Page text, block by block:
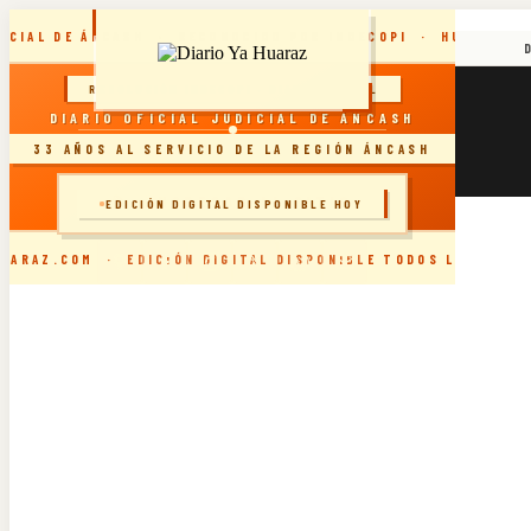
DE ÁNCASH · RECONOCIDO POR INDECOPI · HUARAZ,
· EDICIÓN DIGITAL DISPONIBLE TODOS LOS DÍAS
RESOLUCIÓN INDECOPI · DIARIO OFICIAL
DIARIO OFICIAL JUDICIAL DE ÁNCASH
33 AÑOS AL SERVICIO DE LA REGIÓN ÁNCASH
🗞️ INGRESAR AL SITIO
EDICIÓN DIGITAL DISPONIBLE HOY
to
content
viernes, agosto 7, 2026
DIARIO YA VIRTUAL 07.08.2026
DIARIO YA VIRTUAL 06.08.2026
DIARIO YA VIRTUAL 05.08.2026
DIARIO YA VIRTUAL 04.08.2026